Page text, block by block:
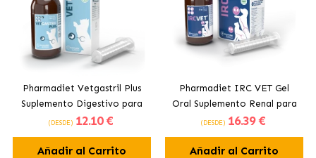
Pharmadiet Vetgastril Plus
Suplemento Digestivo para
Perros y Gatos
(DESDE) 12.10 €
Añadir al Carrito
Pharmadiet IRC VET Gel
Oral Suplemento Renal para
Perros y Gatos
(DESDE) 16.39 €
Añadir al Carrito